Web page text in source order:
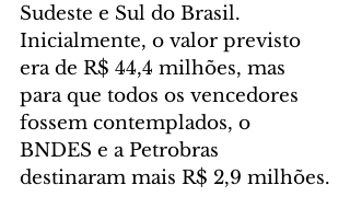
Sudeste e Sul do Brasil.
Inicialmente, o valor previsto
era de R$ 44,4 milhões, mas
para que todos os vencedores
fossem contemplados, o
BNDES e a Petrobras
destinaram mais R$ 2,9 milhões.